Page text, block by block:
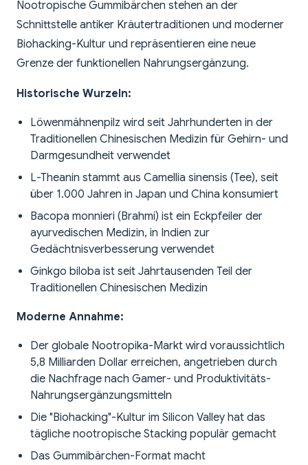
Nootropische Gummibärchen stehen an der
Schnittstelle antiker Kräutertraditionen und moderner
Biohacking-Kultur und repräsentieren eine neue
Grenze der funktionellen Nahrungsergänzung.
Historische Wurzeln:
Löwenmähnenpilz wird seit Jahrhunderten in der
Traditionellen Chinesischen Medizin für Gehirn- und
Darmgesundheit verwendet
L-Theanin stammt aus Camellia sinensis (Tee), seit
über 1.000 Jahren in Japan und China konsumiert
Bacopa monnieri (Brahmi) ist ein Eckpfeiler der
ayurvedischen Medizin, in Indien zur
Gedächtnisverbesserung verwendet
Ginkgo biloba ist seit Jahrtausenden Teil der
Traditionellen Chinesischen Medizin
Moderne Annahme:
Der globale Nootropika-Markt wird voraussichtlich
5,8 Milliarden Dollar erreichen, angetrieben durch
die Nachfrage nach Gamer- und Produktivitäts-
Nahrungsergänzungsmitteln
Die "Biohacking"-Kultur im Silicon Valley hat das
tägliche nootropische Stacking populär gemacht
Das Gummibärchen-Format macht